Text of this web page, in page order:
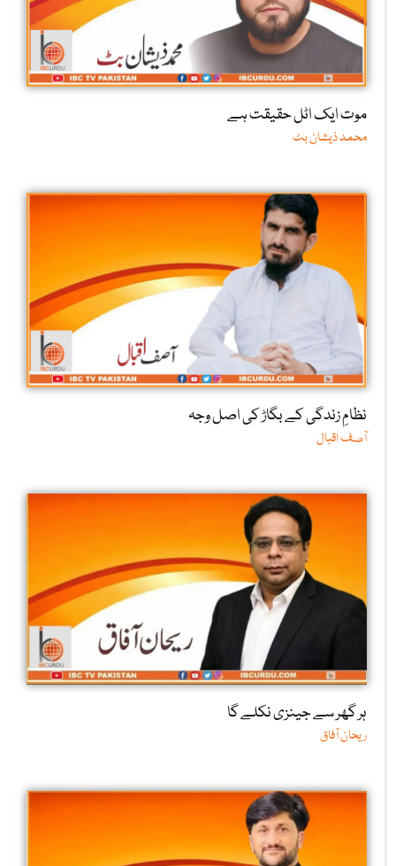
موت ایک اٹل حقیقت ہے
محمد ذیشان بٹ
نظامِ زندگی کے بگاڑ کی اصل وجہ
آصف اقبال
ہر گھر سے جینزی نکلے گا
ریحان آفاق